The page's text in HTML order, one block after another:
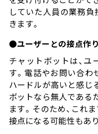
していた人員の業務
きます。
●ユーザーとの接点作り
チャットボットは、
す。電話やお問い合
ハードルが高いと感じ
ボットなら無人である
ます。そのため、これ
接点になる可能性もあ